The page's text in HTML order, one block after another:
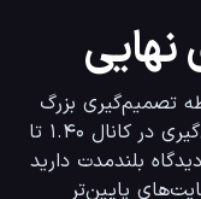
نهایی